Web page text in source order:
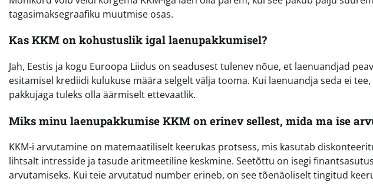
tagasimaksegraafiku muutmise osas.
Kas KKM on kohustuslik igal laenupakkumisel?
Jah, Eestis ja kogu Euroopa Liidus on seadusest tulenev nõue, et laenuandjad
esitamisel krediidi kulukuse määra selgelt välja tooma. Kui laenuandja seda ei
pakkujaga tuleks olla äärmiselt ettevaatlik.
Miks minu laenupakkumise KKM on erinev sellest, mida ma ise
KKM-i arvutamine on matemaatiliselt keerukas protsess, mis kasutab
lihtsalt intresside ja tasude aritmeetiline keskmine. Seetõttu on isegi
arvutamiseks. Kui teie arvutatud number erineb, on see tõenäoliselt tingitud